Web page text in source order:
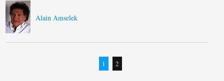
Alain Amselek
1 2